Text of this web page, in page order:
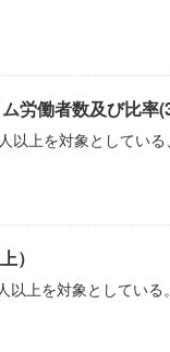
労働者数及び比率
以上を対象としてい
）
以上を対象としている